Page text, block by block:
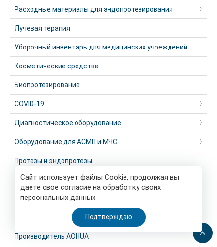
Сайт использует файлы Cookie, продолжая вы
даете свое согласие на обработку своих
персональных данных
Подтверждаю
Расходные материалы для эндопротезирования
Лучевая терапия
Уборочный инвентарь для медицинских учреждений
Косметические средства
Биопротезирование
COVID-19
Диагностическое оборудование
Оборудование для АСМП и МЧС
Протезы и эндопротезы
Производитель Mindray
Косметологическое оборудование
Производитель SG HealthCare (Корея)
Производитель AOHUA